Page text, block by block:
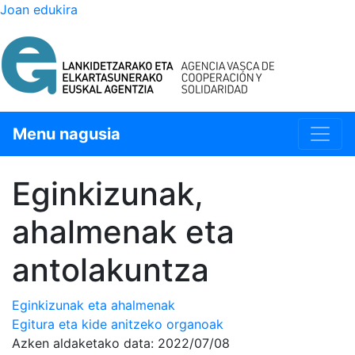
Joan edukira
Menu nagusia
Eginkizunak,
ahalmenak eta
antolakuntza
Eginkizunak eta ahalmenak
Egitura eta kide anitzeko organoak
Azken aldaketako data: 2022/07/08